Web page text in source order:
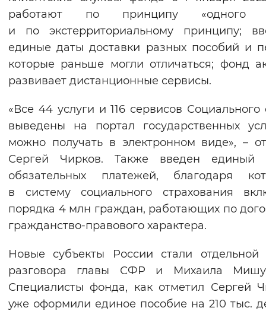
работают по принципу «одного
и по экстерриториальному принципу;
единые даты доставки разных пособий и
которые раньше могли отличаться; фонд
развивает дистанционные сервисы.
«Все 44 услуги и 116 сервисов
выведены на портал государственных
можно получать в электронном виде», –
Сергей Чирков. Также введен единый
обязательных платежей, благодаря
в систему социального страхования
порядка 4 млн граждан, работающих по
гражданство-правового характера.
Новые субъекты России стали отдельной
разговора главы СФР и Михаила
Специалисты фонда, как отметил Сергей
уже оформили единое пособие на 210 тыс.